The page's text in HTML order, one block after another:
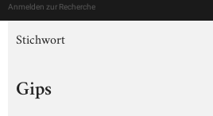
Anmelden zur Recherche
Stichwort
Gips